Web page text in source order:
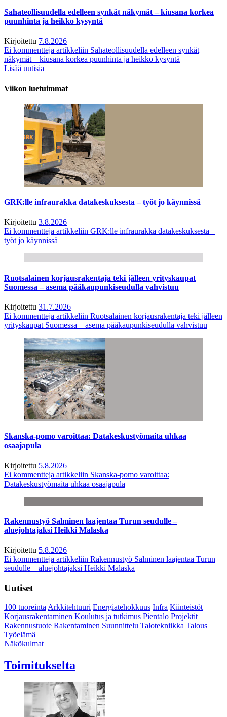
Sahateollisuudella edelleen synkät näkymät – kiusana korkea
puunhinta ja heikko kysyntä
Kirjoitettu 7.8.2026
Ei kommentteja artikkeliin Sahateollisuudella edelleen synkät
näkymät – kiusana korkea puunhinta ja heikko kysyntä
Lisää uutisia
Viikon luetuimmat
GRK:lle infraurakka datakeskuksesta – työt jo käynnissä
Kirjoitettu 3.8.2026
Ei kommentteja artikkeliin GRK:lle infraurakka datakeskuksesta –
työt jo käynnissä
Ruotsalainen korjausrakentaja teki jälleen yrityskaupat
Suomessa – asema pääkaupunkiseudulla vahvistuu
Kirjoitettu 31.7.2026
Ei kommentteja artikkeliin Ruotsalainen korjausrakentaja teki jälleen
yrityskaupat Suomessa – asema pääkaupunkiseudulla vahvistuu
Skanska-pomo varoittaa: Datakeskustyömaita uhkaa
osaajapula
Kirjoitettu 5.8.2026
Ei kommentteja artikkeliin Skanska-pomo varoittaa:
Datakeskustyömaita uhkaa osaajapula
Rakennustyö Salminen laajentaa Turun seudulle –
aluejohtajaksi Heikki Malaska
Kirjoitettu 5.8.2026
Ei kommentteja artikkeliin Rakennustyö Salminen laajentaa Turun
seudulle – aluejohtajaksi Heikki Malaska
Uutiset
100 tuoreintaArkkitehtuuri Energiatehokkuus Infra Kiinteistöt
Korjausrakentaminen Koulutus ja tutkimus Pientalo Projektit
Rakennustuote Rakentaminen Suunnittelu Talotekniikka Talous
Työelämä
Näkökulmat
Toimitukselta